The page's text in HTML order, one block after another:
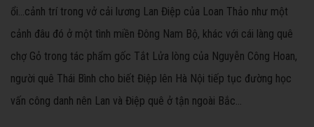
ổi...cảnh trí trong vở cải lương Lan Điệp của Loan Thảo như một
cảnh đâu đó ở một tình miền Đông Nam Bộ, khác với cái làng quê
chợ Gỏ trong tác phẩm gốc Tắt Lửa lòng của Nguyễn Công Hoan,
người quê Thái Bình cho biết Điệp lên Hà Nội tiếp tục đường học
vấn công danh nên Lan và Điệp quê ở tận ngoài Bắc...